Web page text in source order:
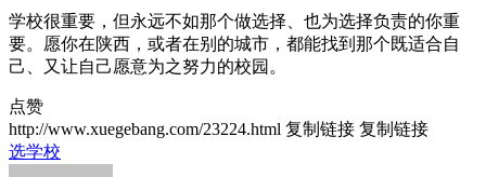
学校很重要，但永远不如那个做选择、也为选择负责的你重
要。愿你在陕西，或者在别的城市，都能找到那个既适合自
己、又让自己愿意为之努力的校园。
点赞
http://www.xuegebang.com/23224.html 复制链接 复制链接
选学校